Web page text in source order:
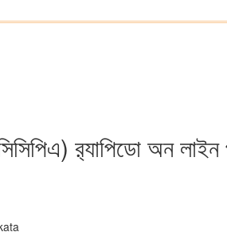
ব়্যাপিডো অন